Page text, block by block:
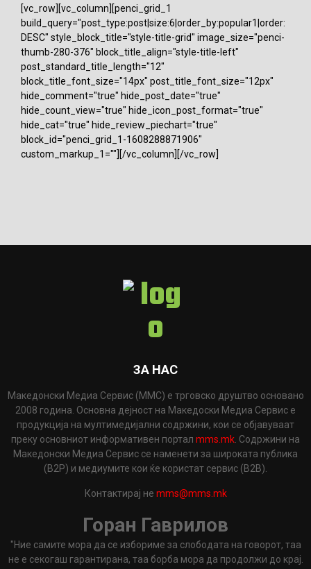
[vc_row][vc_column][penci_grid_1
build_query="post_type:post|size:6|order_by:popular1|order:
DESC" style_block_title="style-title-grid" image_size="penci-
thumb-280-376" block_title_align="style-title-left"
post_standard_title_length="12"
block_title_font_size="14px" post_title_font_size="12px"
hide_comment="true" hide_post_date="true"
hide_count_view="true" hide_icon_post_format="true"
hide_cat="true" hide_review_piechart="true"
block_id="penci_grid_1-1608288871906"
custom_markup_1=""][/vc_column][/vc_row]
ЗА НАС
Македонски Медиа Сервис (ММС) е трговско друштво основано
2008 година. Основна дејност на Македоски Медиа Сервис е
продукција на мултимедијални содржини, кои се објавуваат
преку основниот информативен портал mms.mk . Содржини на
Македонски Медиа Сервис се наменети за широката публика
(B2P) и медиумите кои ќе користат сервис (B2B).
Контактирај не mms@mms.mk
Горан Гаврилов
"Ние самите мора да се избориме за слободата на говорот, таа
не е секогаш гарантирана, таа борба мора да продолжи до крај.